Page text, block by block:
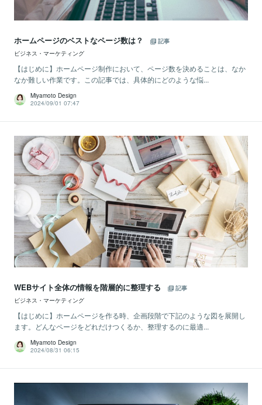
ホームページのベストなページ数は？
記事
ビジネス・マーケティング
【はじめに】ホームページ制作において、ページ数を決めることは、なか
なか難しい作業です。この記事では、具体的にどのような悩...
Miyamoto Design
2024/09/01 07:47
WEBサイト全体の情報を階層的に整理する
記事
ビジネス・マーケティング
【はじめに】ホームページを作る時、企画段階で下記のような図を展開し
ます。どんなページをどれだけつくるか、整理するのに最適...
Miyamoto Design
2024/08/31 06:15